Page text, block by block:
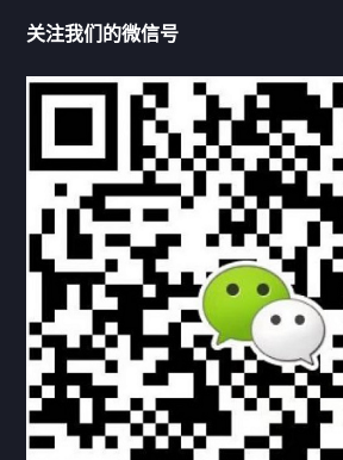
机构链接
联系方式 关于我们
下载与支持
资料下载 视频中心
常见问题
购买流程 版权条款
关注我们的微信号